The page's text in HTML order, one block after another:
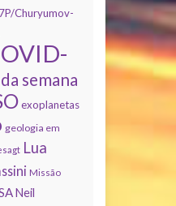
Churyumov-
semana
exoplanetas
geologia em
Lua
Missão
Neil